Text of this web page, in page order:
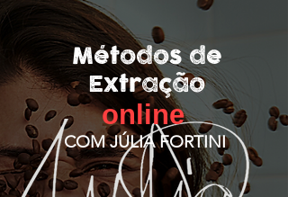
Métodos de
Extração
online
COM JÚLIA FORTINI